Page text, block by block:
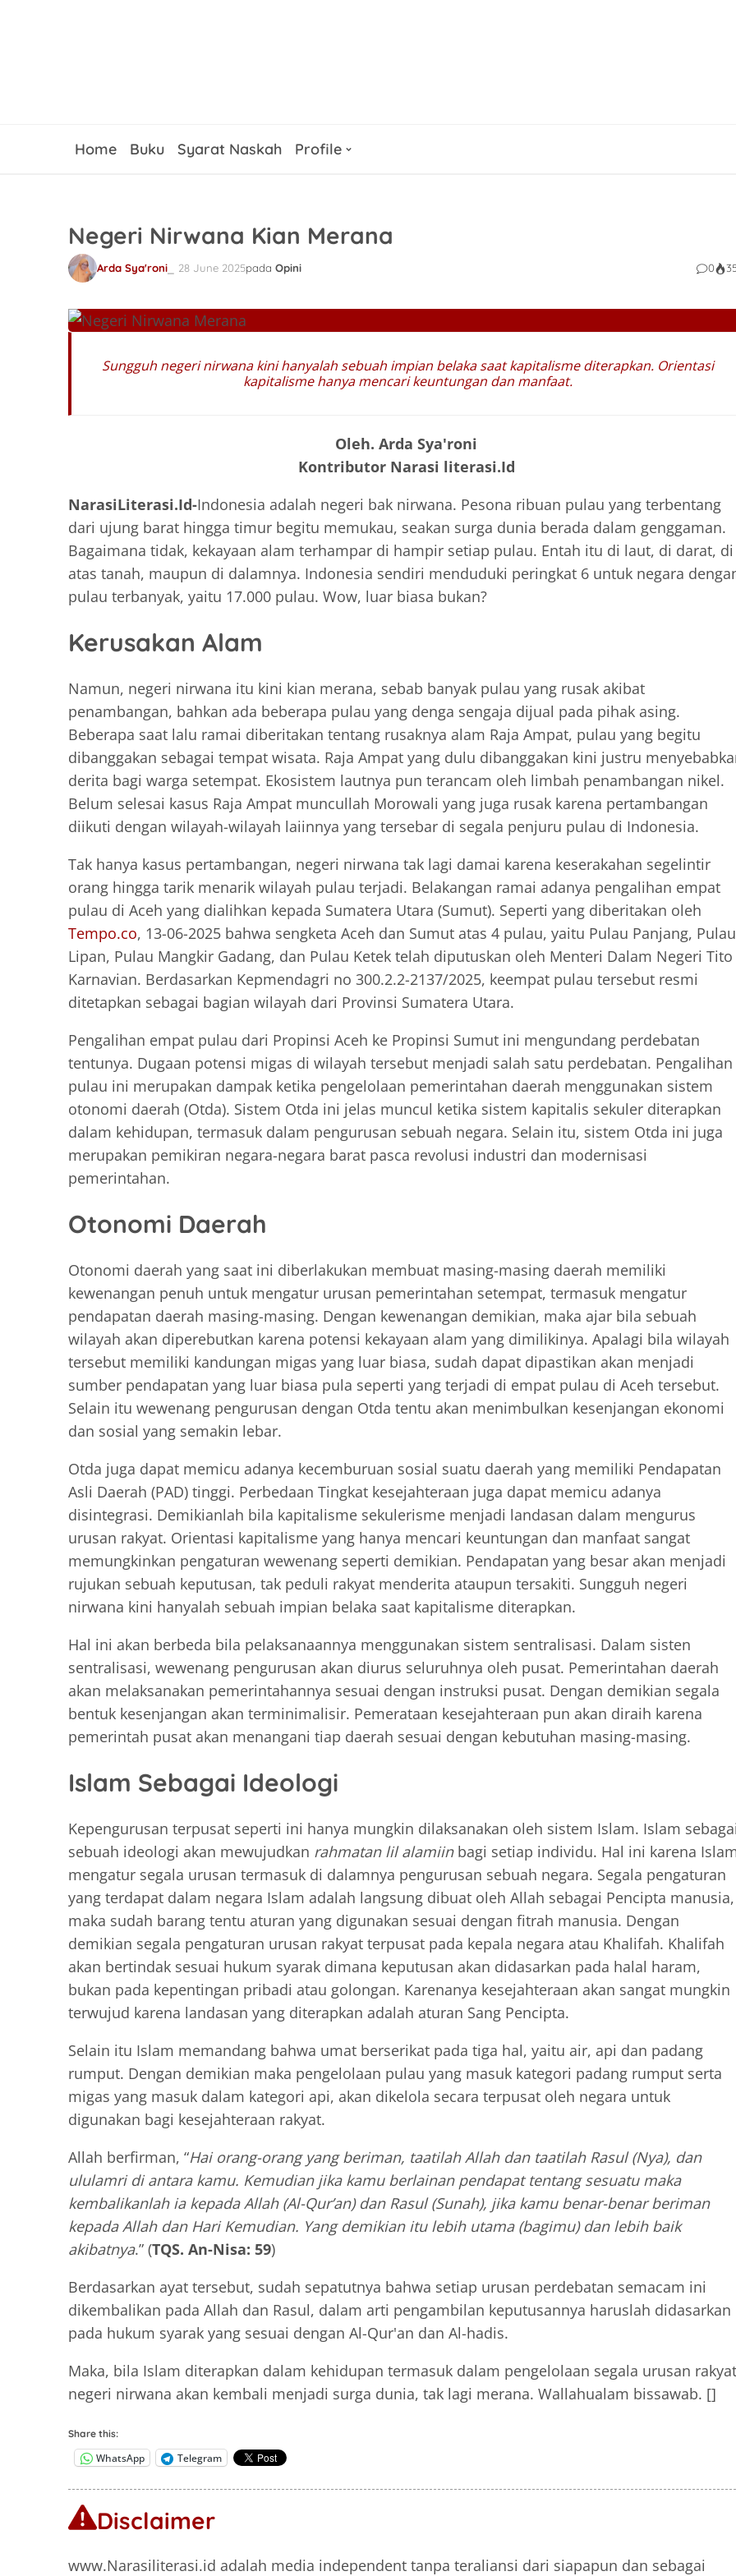
Home Buku Syarat Naskah Profile
Negeri Nirwana Kian Merana
Arda Sya'roni 28 June 2025pada Opini 0
Sungguh negeri nirwana kini hanyalah sebuah impian belaka saat kapitalisme diterapkan. Orientasi
kapitalisme hanya mencari keuntungan dan manfaat.
Oleh. Arda Sya'roni
Kontributor Narasi literasi.Id
NarasiLiterasi.Id-Indonesia adalah negeri bak nirwana. Pesona ribuan pulau yang terbentang
dari ujung barat hingga timur begitu memukau, seakan surga dunia berada dalam genggaman.
Bagaimana tidak, kekayaan alam terhampar di hampir setiap pulau. Entah itu di laut, di darat, di
atas tanah, maupun di dalamnya. Indonesia sendiri menduduki peringkat 6 untuk negara
pulau terbanyak, yaitu 17.000 pulau. Wow, luar biasa bukan?
Kerusakan Alam
Namun, negeri nirwana itu kini kian merana, sebab banyak pulau yang rusak akibat
penambangan, bahkan ada beberapa pulau yang denga sengaja dijual pada pihak asing.
Beberapa saat lalu ramai diberitakan tentang rusaknya alam Raja Ampat, pulau yang begitu
dibanggakan sebagai tempat wisata. Raja Ampat yang dulu dibanggakan kini justru
derita bagi warga setempat. Ekosistem lautnya pun terancam oleh limbah penambangan nikel.
Belum selesai kasus Raja Ampat muncullah Morowali yang juga rusak karena pertambangan
diikuti dengan wilayah-wilayah laiinnya yang tersebar di segala penjuru pulau di Indonesia.
Tak hanya kasus pertambangan, negeri nirwana tak lagi damai karena keserakahan segelintir
orang hingga tarik menarik wilayah pulau terjadi. Belakangan ramai adanya pengalihan empat
pulau di Aceh yang dialihkan kepada Sumatera Utara (Sumut). Seperti yang diberitakan oleh
Tempo.co, 13-06-2025 bahwa sengketa Aceh dan Sumut atas 4 pulau, yaitu Pulau Panjang, Pulau
Lipan, Pulau Mangkir Gadang, dan Pulau Ketek telah diputuskan oleh Menteri Dalam Negeri Tito
Karnavian. Berdasarkan Kepmendagri no 300.2.2-2137/2025, keempat pulau tersebut resmi
ditetapkan sebagai bagian wilayah dari Provinsi Sumatera Utara.
Pengalihan empat pulau dari Propinsi Aceh ke Propinsi Sumut ini mengundang perdebatan
tentunya. Dugaan potensi migas di wilayah tersebut menjadi salah satu perdebatan. Pengalihan
pulau ini merupakan dampak ketika pengelolaan pemerintahan daerah menggunakan sistem
otonomi daerah (Otda). Sistem Otda ini jelas muncul ketika sistem kapitalis sekuler diterapkan
dalam kehidupan, termasuk dalam pengurusan sebuah negara. Selain itu, sistem Otda ini juga
merupakan pemikiran negara-negara barat pasca revolusi industri dan modernisasi
pemerintahan.
Otonomi Daerah
Otonomi daerah yang saat ini diberlakukan membuat masing-masing daerah memiliki
kewenangan penuh untuk mengatur urusan pemerintahan setempat, termasuk mengatur
pendapatan daerah masing-masing. Dengan kewenangan demikian, maka ajar bila sebuah
wilayah akan diperebutkan karena potensi kekayaan alam yang dimilikinya. Apalagi bila wilayah
tersebut memiliki kandungan migas yang luar biasa, sudah dapat dipastikan akan menjadi
sumber pendapatan yang luar biasa pula seperti yang terjadi di empat pulau di Aceh tersebut.
Selain itu wewenang pengurusan dengan Otda tentu akan menimbulkan kesenjangan ekonomi
dan sosial yang semakin lebar.
Otda juga dapat memicu adanya kecemburuan sosial suatu daerah yang memiliki Pendapatan
Asli Daerah (PAD) tinggi. Perbedaan Tingkat kesejahteraan juga dapat memicu adanya
disintegrasi. Demikianlah bila kapitalisme sekulerisme menjadi landasan dalam mengurus
urusan rakyat. Orientasi kapitalisme yang hanya mencari keuntungan dan manfaat sangat
memungkinkan pengaturan wewenang seperti demikian. Pendapatan yang besar akan menjadi
rujukan sebuah keputusan, tak peduli rakyat menderita ataupun tersakiti. Sungguh negeri
nirwana kini hanyalah sebuah impian belaka saat kapitalisme diterapkan.
Hal ini akan berbeda bila pelaksanaannya menggunakan sistem sentralisasi. Dalam sisten
sentralisasi, wewenang pengurusan akan diurus seluruhnya oleh pusat. Pemerintahan daerah
akan melaksanakan pemerintahannya sesuai dengan instruksi pusat. Dengan demikian segala
bentuk kesenjangan akan terminimalisir. Pemerataan kesejahteraan pun akan diraih karena
pemerintah pusat akan menangani tiap daerah sesuai dengan kebutuhan masing-masing.
Islam Sebagai Ideologi
Kepengurusan terpusat seperti ini hanya mungkin dilaksanakan oleh sistem Islam. Islam sebagai
sebuah ideologi akan mewujudkan rahmatan lil alamiin bagi setiap individu. Hal ini karena
mengatur segala urusan termasuk di dalamnya pengurusan sebuah negara. Segala pengaturan
yang terdapat dalam negara Islam adalah langsung dibuat oleh Allah sebagai Pencipta manusia,
maka sudah barang tentu aturan yang digunakan sesuai dengan fitrah manusia. Dengan
demikian segala pengaturan urusan rakyat terpusat pada kepala negara atau Khalifah. Khalifah
akan bertindak sesuai hukum syarak dimana keputusan akan didasarkan pada halal haram,
bukan pada kepentingan pribadi atau golongan. Karenanya kesejahteraan akan sangat mungkin
terwujud karena landasan yang diterapkan adalah aturan Sang Pencipta.
Selain itu Islam memandang bahwa umat berserikat pada tiga hal, yaitu air, api dan padang
rumput. Dengan demikian maka pengelolaan pulau yang masuk kategori padang rumput serta
migas yang masuk dalam kategori api, akan dikelola secara terpusat oleh negara untuk
digunakan bagi kesejahteraan rakyat.
Allah berfirman, “Hai orang-orang yang beriman, taatilah Allah dan taatilah Rasul (Nya), dan
ululamri di antara kamu. Kemudian jika kamu berlainan pendapat tentang sesuatu maka
kembalikanlah ia kepada Allah (Al-Qur’an) dan Rasul (Sunah), jika kamu benar-benar beriman
kepada Allah dan Hari Kemudian. Yang demikian itu lebih utama (bagimu) dan lebih baik
akibatnya.” (TQS. An-Nisa: 59)
Berdasarkan ayat tersebut, sudah sepatutnya bahwa setiap urusan perdebatan semacam ini
dikembalikan pada Allah dan Rasul, dalam arti pengambilan keputusannya haruslah didasarkan
pada hukum syarak yang sesuai dengan Al-Qur'an dan Al-hadis.
Maka, bila Islam diterapkan dalam kehidupan termasuk dalam pengelolaan segala urusan
negeri nirwana akan kembali menjadi surga dunia, tak lagi merana. Wallahualam bissawab. []
Share this:
WhatsApp Telegram
Disclaimer
www.Narasiliterasi.id adalah media independent tanpa teraliansi dari siapapun dan sebagai